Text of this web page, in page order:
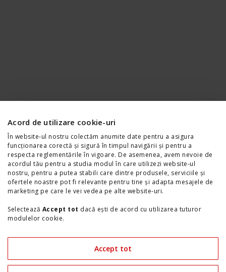
Acord de utilizare cookie-uri
În website-ul nostru colectăm anumite date pentru a asigura
funcționarea corectă și sigură în timpul navigării și pentru a
respecta reglementările în vigoare. De asemenea, avem nevoie de
acordul tău pentru a studia modul în care utilizezi website-ul
nostru, pentru a putea stabili care dintre produsele, serviciile și
ofertele noastre pot fi relevante pentru tine și adapta mesajele de
marketing pe care le vei vedea pe alte website-uri.
Selectează Accept tot dacă ești de acord cu utilizarea tuturor
modulelor cookie.
SelecteazăSetări cookie-uridacă preferi să alegi tipurile de
module cookie pe care le folosim. Îți poți modifica preferințele în
Setări Cookie-uri
ului.
Accept tot
Programul Rabla 2026
Beneficii duble prin Rabla 2026
Avantaj client de până la 2.960 € + ecotichet Rabla de
până la 2.300 €.
Află mai multe